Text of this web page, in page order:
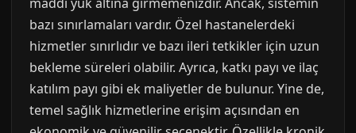
bazı sınırlamaları vardır. Özel hastanelerdeki
hizmetler sınırlıdır ve bazı ileri tetkikler için uzun
bekleme süreleri olabilir. Ayrıca, katkı payı ve ilaç
katılım payı gibi ek maliyetler de bulunur. Yine de,
temel sağlık hizmetlerine erişim açısından en